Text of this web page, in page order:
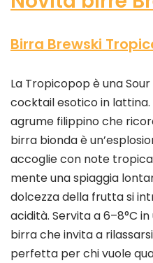
Birra Brewski
La Tropicopop è una
cocktail esotico in lattina.
agrume filippino che
birra bionda è
accoglie con note
mente una spiaggia
dolcezza della frutta si
acidità. Servita a 6–8°C
birra che invita a
perfetta per chi vuole